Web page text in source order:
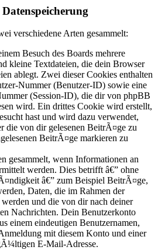
verschiedene Arten gesammelt:
Besuch des Boards mehrere
kleine Textdateien, die dein Browser
ablegt. Zwei dieser Cookies enthalten
Nummer (Benutzer-ID) sowie eine
(Session-ID), die dir von phpBB
wird. Ein drittes Cookie wird erstellt,
hast und wird dazu verwendet,
die von dir gelesenen BeitrÃ¤ge zu
BeitrÃ¤ge markieren zu
gesammelt, wenn Informationen an
werden. Dies betrifft â€” ohne
â€” zum Beispiel BeitrÃ¤ge,
Daten, die im Rahmen der
und die von dir nach deiner
Nachrichten. Dein Benutzerkonto
einem eindeutigen Benutzernamen,
mit diesem Konto und einer
E-Mail-Adresse.